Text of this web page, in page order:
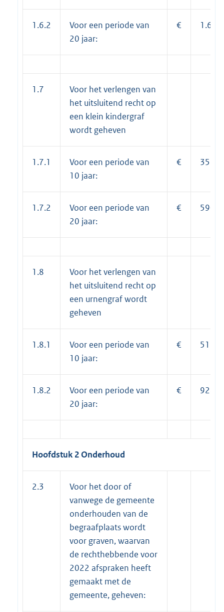
1.6.2
Voor een periode van
20 jaar:
€
1.7
Voor het verlengen van
het uitsluitend recht op
een klein kindergraf
wordt geheven
1.7.1
Voor een periode van
10 jaar:
€
1.7.2
Voor een periode van
20 jaar:
€
1.8
Voor het verlengen van
het uitsluitend recht op
een urnengraf wordt
geheven
1.8.1
Voor een periode van
10 jaar:
€
1.8.2
Voor een periode van
20 jaar:
€
Hoofdstuk 2 Onderhoud
2.3
Voor het door of
vanwege de gemeente
onderhouden van de
begraafplaats wordt
voor graven, waarvan
de rechthebbende voor
2022 afspraken heeft
gemaakt met de
gemeente, geheven: